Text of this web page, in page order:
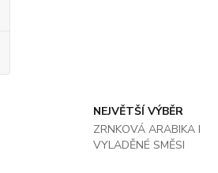
NEJVĚTŠÍ VÝBĚR
ZRNKOVÁ ARABIKA I
VYLADĚNÉ SMĚSI